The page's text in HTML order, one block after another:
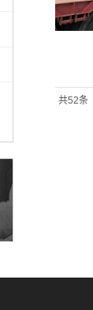
共52条